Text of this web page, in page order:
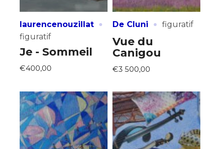
laurencenouzillat ·
figuratif
Je - Sommeil
€400,00
De Cluni · figuratif
Vue du
Canigou
€3 500,00